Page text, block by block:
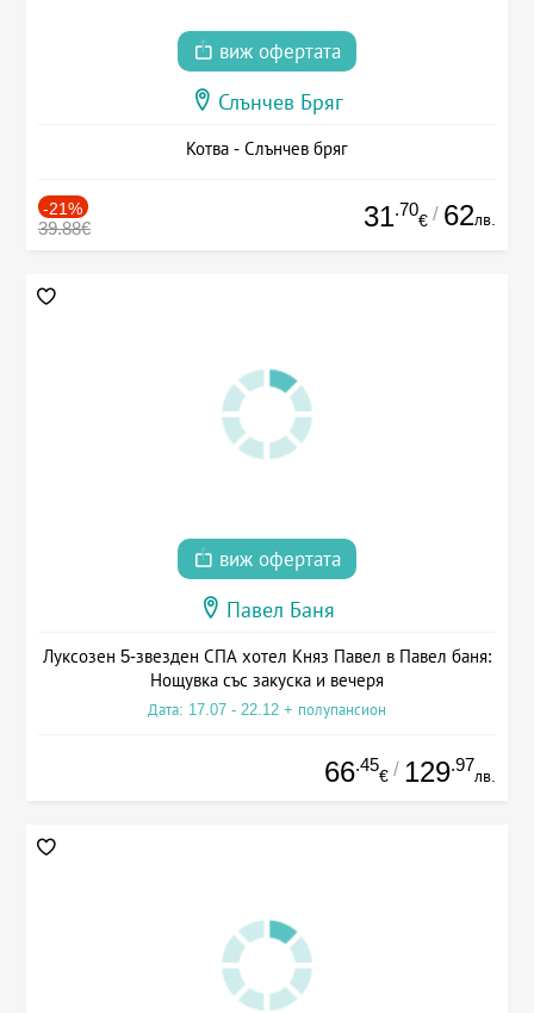
виж офертата
Слънчев Бряг
Котва - Слънчев бряг
-21%
39.88€ 31.70
€ / 62лв.
виж офертата
Павел Баня
Луксозен 5-звезден СПА хотел Княз Павел в Павел баня:
Нощувка със закуска и вечеря
Дата: 17.07 - 22.12 + полупансион
66.45
€ / 129.97
лв.